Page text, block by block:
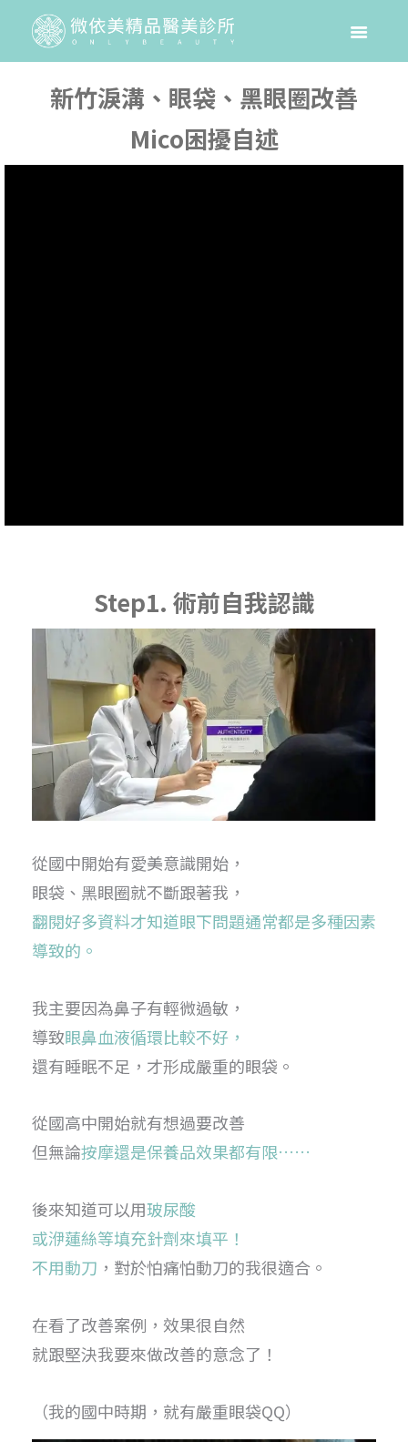
新竹淚溝、眼袋、黑眼圈改善
Mico困擾自述
Step1. 術前自我認識
從國中開始有愛美意識開始，
眼袋、黑眼圈就不斷跟著我，
翻閱好多資料才知道眼下問題通常都是多種因素
導致的。
我主要因為鼻子有輕微過敏，
導致眼鼻血液循環比較不好，
還有睡眠不足，才形成嚴重的眼袋。
從國高中開始就有想過要改善
但無論按摩還是保養品效果都有限……
後來知道可以用玻尿酸
或洢蓮絲等填充針劑來填平！
不用動刀 ，對於怕痛怕動刀的我很適合。
在看了改善案例，效果很自然
就跟堅決我要來做改善的意念了！
（我的國中時期，就有嚴重眼袋QQ）